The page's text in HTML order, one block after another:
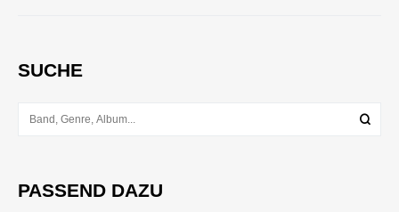
SUCHE
PASSEND DAZU